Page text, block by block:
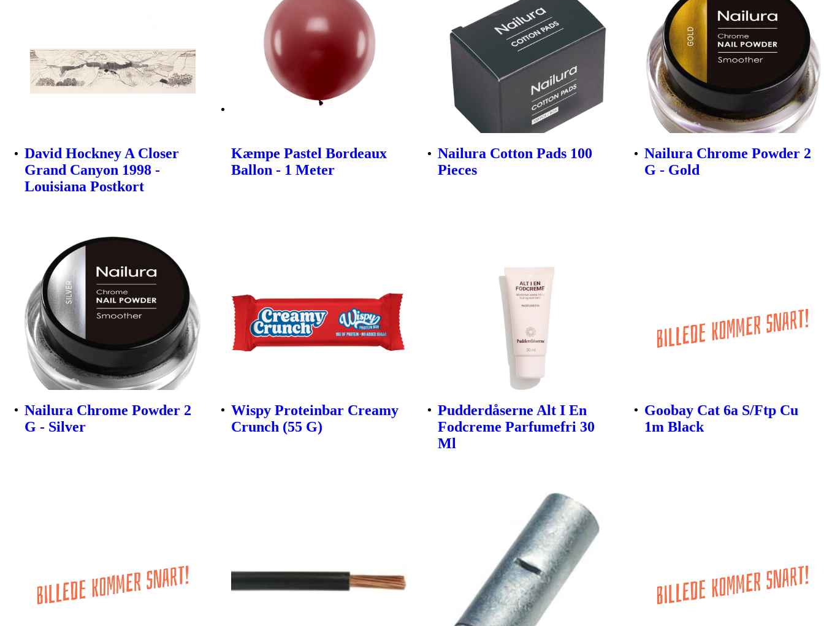
David Hockney A Closer
Grand Canyon 1998 -
Louisiana Postkort
Kæmpe Pastel Bordeaux
Ballon - 1 Meter
Nailura Cotton Pads 100
Pieces
Nailura Chrome Powder 2
G - Gold
Nailura Chrome Powder 2
G - Silver
Wispy Proteinbar Creamy
Crunch (55 G)
Pudderdåserne Alt I En
Fodcreme Parfumefri 30
Ml
Goobay Cat 6a S/Ftp Cu
1m Black